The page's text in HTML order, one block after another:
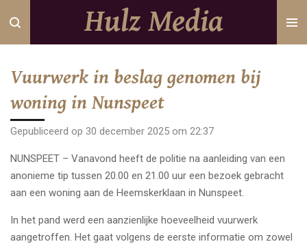
Ga
direct
hoofdinhoud
Hulz Media
Vuurwerk in beslag genomen bij
woning in Nunspeet
Gepubliceerd op 30 december 2025 om 22:37
NUNSPEET – Vanavond heeft de politie na aanleiding van een
anonieme tip tussen 20.00 en 21.00 uur een bezoek gebracht
aan een woning aan de Heemskerklaan in Nunspeet.
In het pand werd een aanzienlijke hoeveelheid vuurwerk
aangetroffen. Het gaat volgens de eerste informatie om zowel